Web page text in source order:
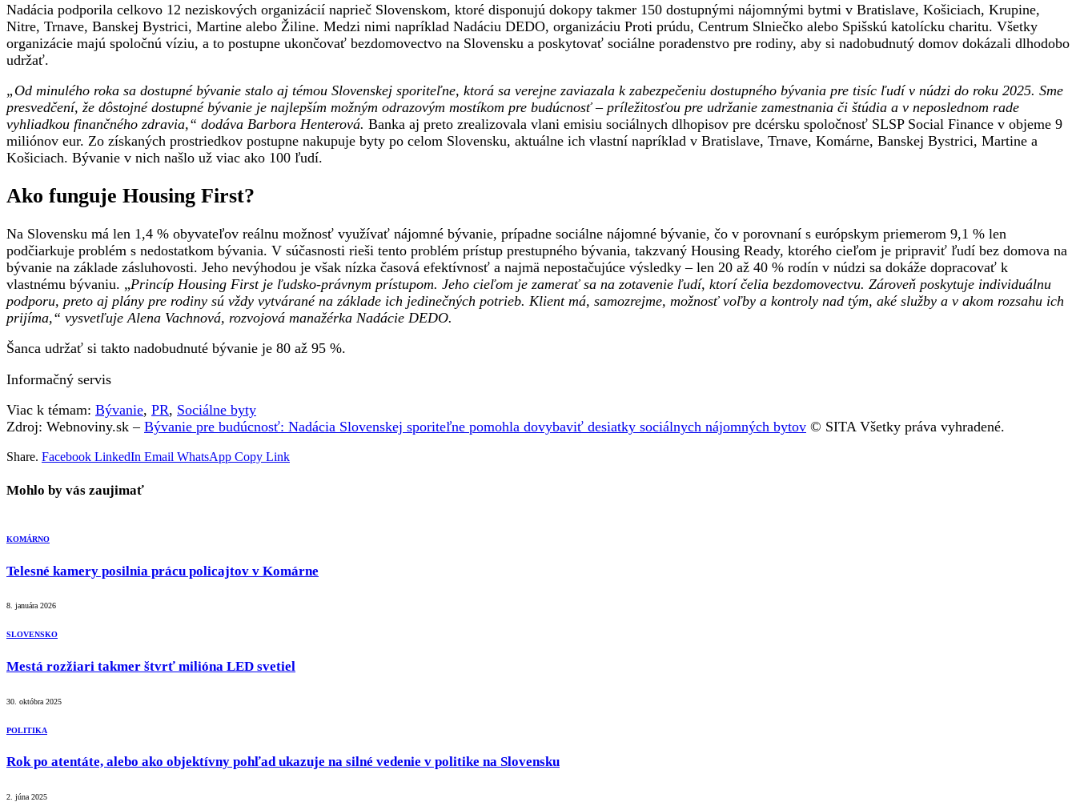
Nadácia podporila celkovo 12 neziskových organizácií naprieč Slovenskom, ktoré disponujú dokopy takmer 150 dostupnými nájomnými bytmi v Bratislave, Košiciach, Krupine,
Nitre, Trnave, Banskej Bystrici, Martine alebo Žiline. Medzi nimi napríklad Nadáciu DEDO, organizáciu Proti prúdu, Centrum Slniečko alebo Spišskú katolícku charitu. Všetky
organizácie majú spoločnú víziu, a to postupne ukončovať bezdomovectvo na Slovensku a poskytovať sociálne poradenstvo pre rodiny, aby si nadobudnutý domov dokázali dlhodobo
udržať.
„Od minulého roka sa dostupné bývanie stalo aj témou Slovenskej sporiteľne, ktorá sa verejne zaviazala k zabezpečeniu dostupného bývania pre tisíc ľudí v núdzi do roku 2025. Sme
presvedčení, že dôstojné dostupné bývanie je najlepším možným odrazovým mostíkom pre budúcnosť – príležitosťou pre udržanie zamestnania či štúdia a v neposlednom rade
vyhliadkou finančného zdravia,“ dodáva Barbora Henterová. Banka aj preto zrealizovala vlani emisiu sociálnych dlhopisov pre dcérsku spoločnosť SLSP Social Finance v objeme 9
miliónov eur. Zo získaných prostriedkov postupne nakupuje byty po celom Slovensku, aktuálne ich vlastní napríklad v Bratislave, Trnave, Komárne, Banskej Bystrici, Martine a
Košiciach. Bývanie v nich našlo už viac ako 100 ľudí.
Ako funguje Housing First?
Na Slovensku má len 1,4 % obyvateľov reálnu možnosť využívať nájomné bývanie, prípadne sociálne nájomné bývanie, čo v porovnaní s európskym priemerom 9,1 % len
podčiarkuje problém s nedostatkom bývania. V súčasnosti rieši tento problém prístup prestupného bývania, takzvaný Housing Ready, ktorého cieľom je pripraviť ľudí bez domova na
bývanie na základe zásluhovosti. Jeho nevýhodou je však nízka časová efektívnosť a najmä nepostačujúce výsledky – len 20 až 40 % rodín v núdzi sa dokáže dopracovať k
vlastnému bývaniu. „Princíp Housing First je ľudsko-právnym prístupom. Jeho cieľom je zamerať sa na zotavenie ľudí, ktorí čelia bezdomovectvu. Zároveň poskytuje individuálnu
podporu, preto aj plány pre rodiny sú vždy vytvárané na základe ich jedinečných potrieb. Klient má, samozrejme, možnosť voľby a kontroly nad tým, aké služby a v akom rozsahu ich
prijíma,“ vysvetľuje Alena Vachnová, rozvojová manažérka Nadácie DEDO.
Šanca udržať si takto nadobudnuté bývanie je 80 až 95 %.
Informačný servis
Viac k témam: Bývanie, PR, Sociálne byty
Zdroj: Webnoviny.sk – Bývanie pre budúcnosť: Nadácia Slovenskej sporiteľne pomohla dovybaviť desiatky sociálnych nájomných bytov © SITA Všetky práva vyhradené.
Share. Facebook LinkedIn Email WhatsApp Copy Link
Mohlo by vás zaujimať
KOMÁRNO
Telesné kamery posilnia prácu policajtov v Komárne
8. januára 2026
SLOVENSKO
Mestá rozžiari takmer štvrť milióna LED svetiel
30. októbra 2025
POLITIKA
Rok po atentáte, alebo ako objektívny pohľad ukazuje na silné vedenie v politike na Slovensku
2. júna 2025